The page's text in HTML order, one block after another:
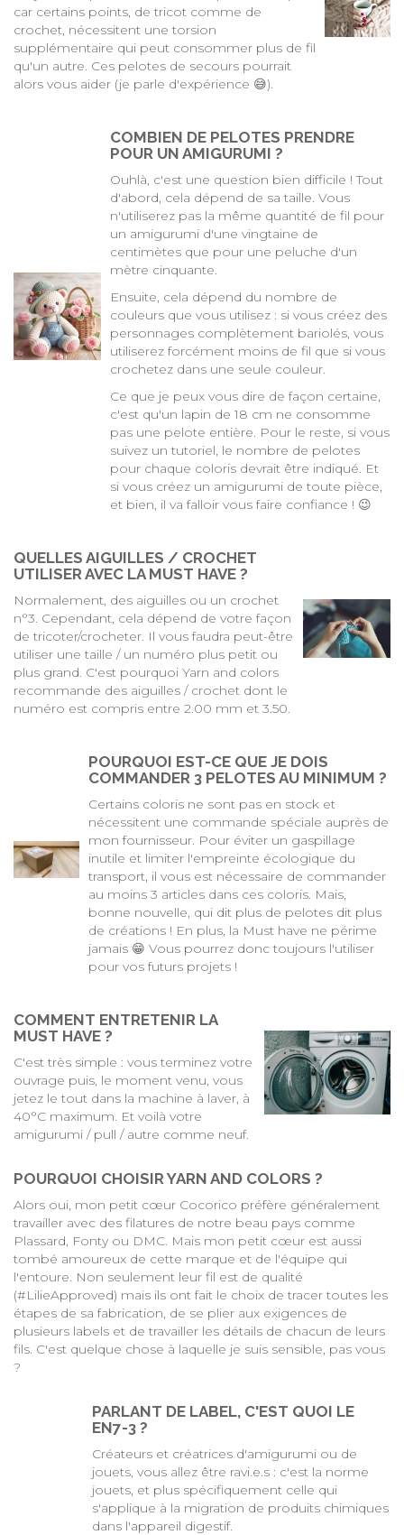
car certains points, de tricot comme de
crochet, nécessitent une torsion
supplémentaire qui peut consommer plus de fil
qu'un autre. Ces pelotes de secours pourrait
alors vous aider (je parle d'expérience 😅).
COMBIEN DE PELOTES PRENDRE
POUR UN AMIGURUMI ?
Ouhlà, c'est une question bien difficile ! Tout
d'abord, cela dépend de sa taille. Vous
n'utiliserez pas la même quantité de fil pour
un amigurumi d'une vingtaine de
centimètes que pour une peluche d'un
mètre cinquante.
Ensuite, cela dépend du nombre de
couleurs que vous utilisez : si vous créez des
personnages complètement bariolés, vous
utiliserez forcément moins de fil que si vous
crochetez dans une seule couleur.
Ce que je peux vous dire de façon certaine,
c'est qu'un lapin de 18 cm ne consomme
pas une pelote entière. Pour le reste, si vous
suivez un tutoriel, le nombre de pelotes
pour chaque coloris devrait être indiqué. Et
si vous créez un amigurumi de toute pièce,
et bien, il va falloir vous faire confiance ! 😉
QUELLES AIGUILLES / CROCHET
UTILISER AVEC LA MUST HAVE ?
Normalement, des aiguilles ou un crochet
n°3. Cependant, cela dépend de votre façon
de tricoter/crocheter. Il vous faudra peut-être
utiliser une taille / un numéro plus petit ou
plus grand. C'est pourquoi Yarn and colors
recommande des aiguilles / crochet dont le
numéro est compris entre 2.00 mm et 3.50.
POURQUOI EST-CE QUE JE DOIS
COMMANDER 3 PELOTES AU MINIMUM ?
Certains coloris ne sont pas en stock et
nécessitent une commande spéciale auprès de
mon fournisseur. Pour éviter un gaspillage
inutile et limiter l'empreinte écologique du
transport, il vous est nécessaire de commander
au moins 3 articles dans ces coloris. Mais,
bonne nouvelle, qui dit plus de pelotes dit plus
de créations ! En plus, la Must have ne périme
jamais 😁 Vous pourrez donc toujours l'utiliser
pour vos futurs projets !
COMMENT ENTRETENIR LA
MUST HAVE ?
C'est très simple : vous terminez votre
ouvrage puis, le moment venu, vous
jetez le tout dans la machine à laver, à
40°C maximum. Et voilà votre
amigurumi / pull / autre comme neuf.
POURQUOI CHOISIR YARN AND COLORS ?
Alors oui, mon petit cœur Cocorico préfère généralement
travailler avec des filatures de notre beau pays comme
Plassard, Fonty ou DMC. Mais mon petit cœur est aussi
tombé amoureux de cette marque et de l'équipe qui
l'entoure. Non seulement leur fil est de qualité
(#LilieApproved) mais ils ont fait le choix de tracer toutes les
étapes de sa fabrication, de se plier aux exigences de
plusieurs labels et de travailler les détails de chacun de leurs
fils. C'est quelque chose à laquelle je suis sensible, pas vous
?
PARLANT DE LABEL, C'EST QUOI LE
EN7-3 ?
Créateurs et créatrices d'amigurumi ou de
jouets, vous allez être ravi.e.s : c'est la norme
jouets, et plus spécifiquement celle qui
s'applique à la migration de produits chimiques
dans l'appareil digestif.